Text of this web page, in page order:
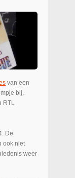
van een
bij.
RTL
De
ook niet
weer